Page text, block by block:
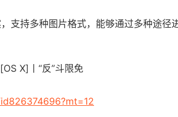
支持多种图片格式，能够通过多种途径